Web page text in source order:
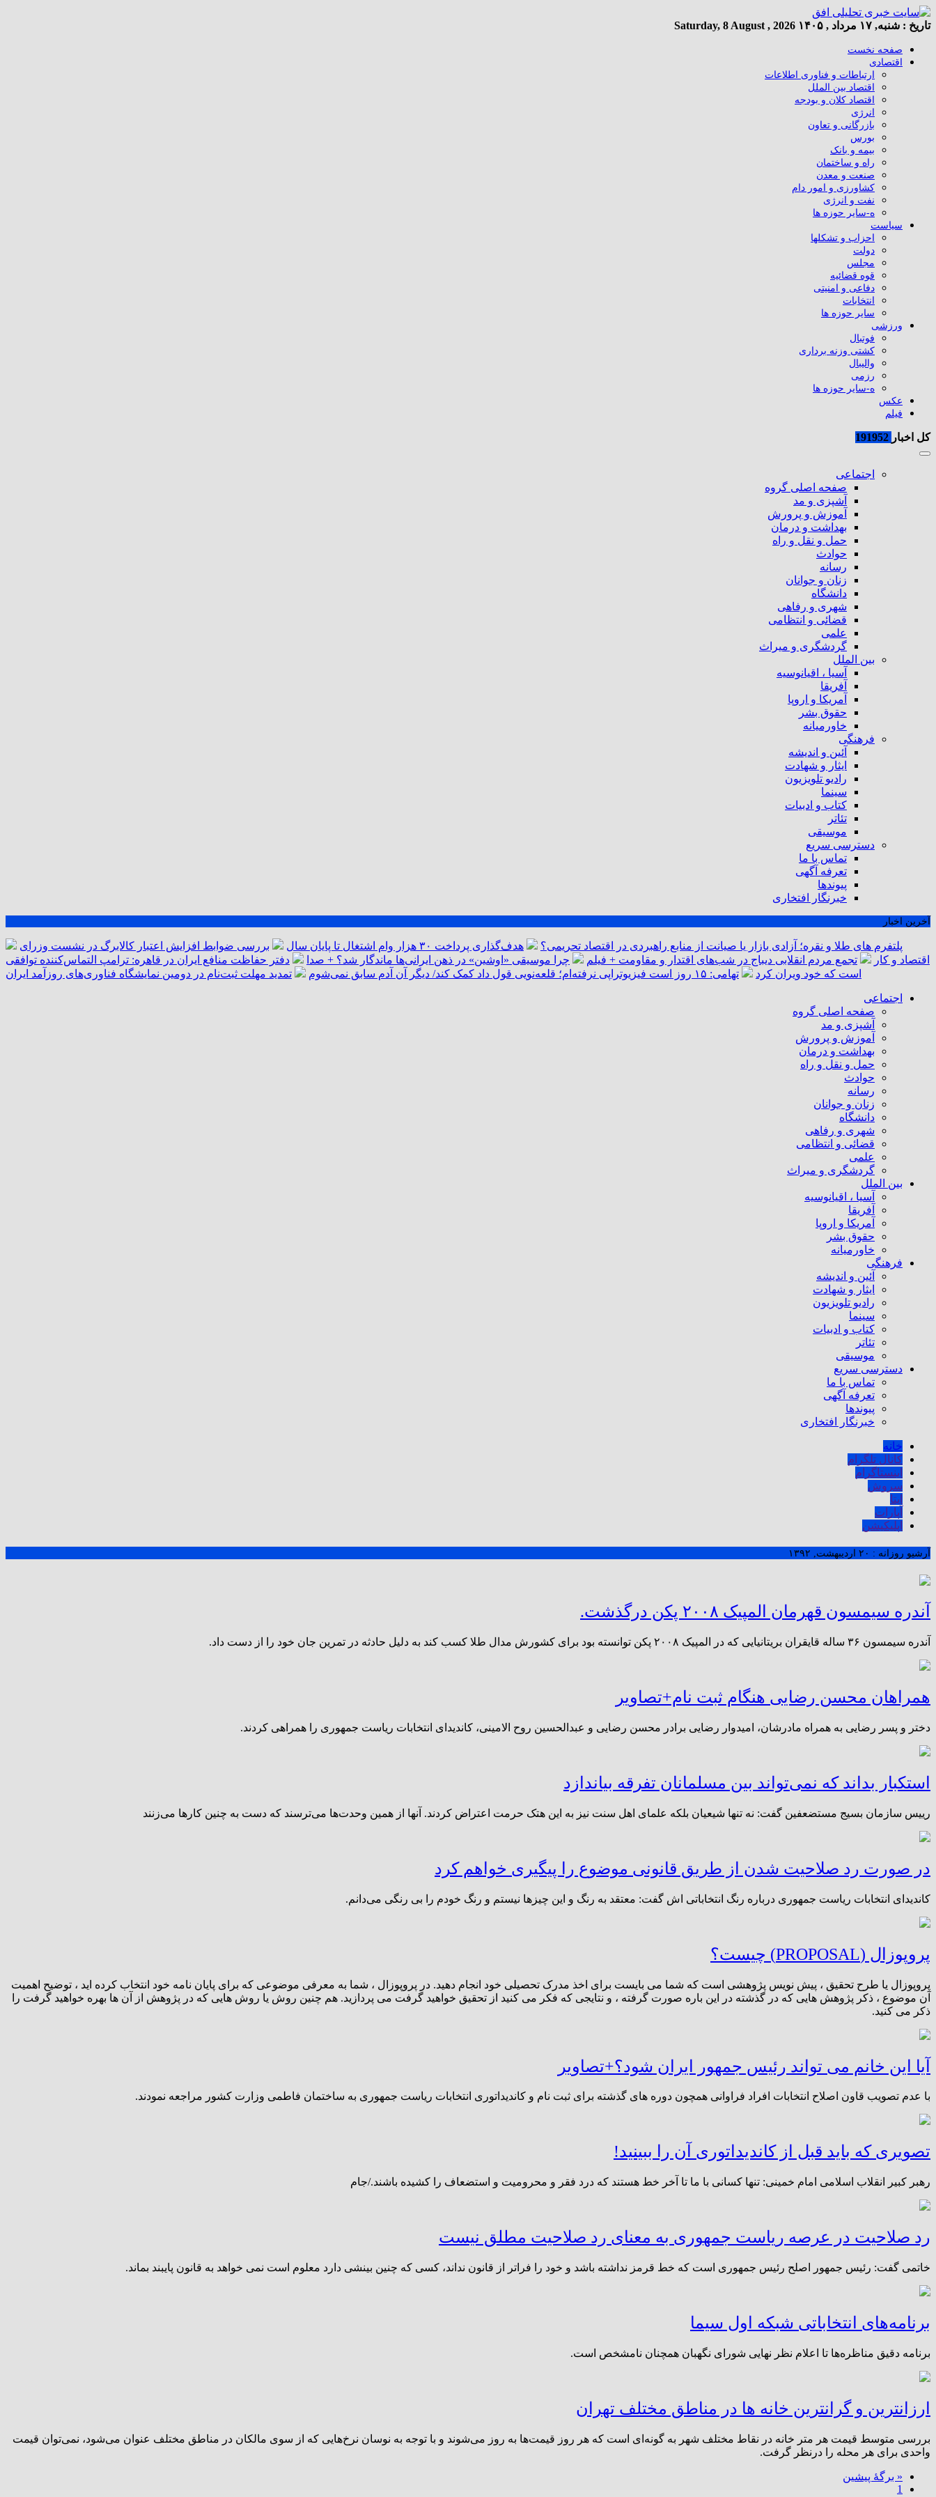
تاریخ : شنبه, ۱۷ مرداد , ۱۴۰۵ Saturday, 8 August , 2026
صفحه نخست
اقتصادی
ارتباطات و فناوری اطلاعات
اقتصاد بین الملل
اقتصاد کلان و بودجه
انرژی
بازرگانی و تعاون
بورس
بیمه و بانک
راه و ساختمان
صنعت و معدن
کشاورزی و امور دام
نفت و انرژی
ه-سایر حوزه ها
سیاست
احزاب و تشکلها
دولت
مجلس
قوه قضائیه
دفاعی و امنیتی
انتخابات
سایر حوزه ها
ورزشی
فوتبال
کشتی وزنه برداری
والیبال
رزمی
ه-سایر حوزه ها
عکس
فیلم
کل اخبار
اجتماعی
صفحه اصلی گروه
آشپزی و مد
آموزش و پرورش
بهداشت و درمان
حمل و نقل و راه
حوادث
رسانه
زنان و جوانان
دانشگاه
شهری و رفاهی
قضائی و انتظامی
علمی
گردشگری و میراث
بین الملل
آسیا ، اقیانوسیه
آفریقا
آمریکا و اروپا
حقوق بشر
خاورمیانه
فرهنگی
آئین و اندیشه
ایثار و شهادت
رادیو تلویزیون
سینما
کتاب و ادبیات
تئاتر
موسیقی
دسترسی سریع
تماس با ما
تعرفه آگهی
پیوندها
خبرنگار افتخاری
آخرین اخبار
پلتفرم ‌های طلا و نقره؛ آزادی بازار یا صیانت از منابع راهبردی در اقتصاد تحریمی؟ هدف‌گذاری پرداخت ۳۰ هزار وام اشتغال تا پایان سال
بررسی ضوابط افزایش اعتبار کالابرگ در نشست وزرای
اقتصاد و کار
تجمع مردم انقلابی دیباج در شب‌های اقتدار و مقاومت + فیلم چرا موسیقی «اوشین» در ذهن ایرانی‌ها ماندگار شد؟ + صدا
دفتر حفاظت منافع ایران در قاهره: ترامپ التماس‌کننده توافقی
است که خود ویران کرد
تهامی: ۱۵ روز است فیزیوتراپی نرفته‌ام؛ قلعه‌نویی قول داد کمک کند/ دیگر آن آدم سابق نمی‌شوم تمدید مهلت ثبت‌نام در دومین نمایشگاه فناوری‌های روزآمد ایران
اجتماعی
صفحه اصلی گروه
آشپزی و مد
آموزش و پرورش
بهداشت و درمان
حمل و نقل و راه
حوادث
رسانه
زنان و جوانان
دانشگاه
شهری و رفاهی
قضائی و انتظامی
علمی
گردشگری و میراث
بین الملل
آسیا ، اقیانوسیه
آفریقا
آمریکا و اروپا
حقوق بشر
خاورمیانه
فرهنگی
آئین و اندیشه
ایثار و شهادت
رادیو تلویزیون
سینما
کتاب و ادبیات
تئاتر
موسیقی
دسترسی سریع
تماس با ما
تعرفه آگهی
پیوندها
خبرنگار افتخاری
خانه
کانال تلگرام
اینستاگرام
سروش
ایتا
آپارات
اپلیکیشن
آرشیو روزانه : ۲۰ اردیبهشت, ۱۳۹۲
آندره سیمسون قهرمان المپیک ۲۰۰۸ پکن درگذشت.
آندره سیمسون ۳۶ ساله قایقران بریتانیایی که در المپیک ۲۰۰۸ پکن توانسته بود برای کشورش مدال طلا کسب کند به دلیل حادثه در تمرین جان خود را از دست داد.
همراهان محسن رضایی هنگام ثبت نام+تصاویر
دختر و پسر رضایی به همراه مادرشان، امیدوار رضایی برادر محسن رضایی و عبدالحسین روح الامینی، کاندیدای انتخابات ریاست جمهوری را همراهی کردند.
استکبار بداند که نمی‌تواند بین مسلمانان تفرقه بیاندازد
رییس سازمان بسیج مستضعفین گفت: نه تنها شیعیان بلکه علمای اهل سنت نیز به این هتک حرمت اعتراض کردند. آنها از همین وحدت‌ها می‌ترسند که دست به چنین کارها می‌زنند
در صورت رد صلاحیت شدن از طریق قانونی موضوع را پیگیری خواهم کرد
کاندیدای انتخابات ریاست جمهوری درباره رنگ انتخاباتی اش گفت: معتقد به رنگ و این چیزها نیستم و رنگ خودم را بی رنگی می‌دانم.
پروپوزال (PROPOSAL) چیست؟
پروپوزال یا طرح تحقیق ، پیش نویس پ‍ژوهشی است که شما می بایست برای اخذ مدرک تحصیلی خود انجام دهید. در پروپوزال ، شما به معرفی موضوعی که برای پایان نامه خود انتخاب کرده اید ، توضیح اهمیت
آن موضوع ، ذکر پ‍‍ژوهش هایی که در گذشته در این باره صورت گرفته ، و نتایجی که فکر می کنید از تحقیق خواهید گرفت می پردازید. هم چنین روش یا روش هایی که در پژوهش از آن ها بهره خواهید گرفت را
ذکر می کنید.
آیا این خانم می تواند رئیس جمهور ایران شود؟+تصاویر
با عدم تصویب قاون اصلاح انتخابات افراد فراوانی همچون دوره های گذشته برای ثبت نام و کاندیداتوری انتخابات ریاست جمهوری به ساختمان فاطمی وزارت کشور مراجعه نمودند.
تصویری که باید قبل از کاندیداتوری آن را ببینید!
رهبر کبیر انقلاب اسلامی امام خمینی: تنها کسانی با ما تا آخر خط هستند که درد فقر و محرومیت و استضعاف را کشیده باشند./جام
رد صلاحیت در عرصه ریاست جمهوری به معنای رد صلاحیت مطلق نیست
خاتمی گفت: رئیس جمهور اصلح رئیس جمهوری است که خط قرمز نداشته باشد و خود را فراتر از قانون نداند، کسی که چنین بینشی دارد معلوم است نمی خواهد به قانون پایبند بماند.
برنامه‌های انتخاباتی شبکه اول سیما
برنامه دقیق مناظره‌‌ها تا اعلام نظر نهایی شورای نگهبان همچنان نامشخص است.
ارزانترین و گرانترین خانه ها در مناطق مختلف تهران
بررسی‌ متوسط قیمت هر متر خانه در نقاط مختلف شهر به گونه‌ای است که هر روز قیمت‌ها به روز می‌شوند و با توجه به نوسان نرخ‌هایی که از سوی مالکان در مناطق مختلف عنوان می‌شود، نمی‌توان قیمت
واحدی برای هر محله را درنظر گرفت.
« برگه‌ٔ پیشین
1